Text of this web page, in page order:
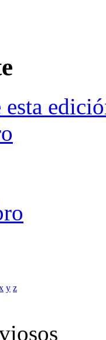
esta
y z